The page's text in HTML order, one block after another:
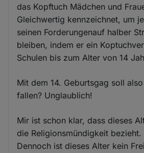
das Kopftuch Mädchen und
Gleichwertig kennzeichnet, um
seinen Forderungenauf halber
bleiben, indem er ein
Schulen bis zum Alter von 14
Mit dem 14. Geburtsgag soll
fallen? Unglaublich!
Mir ist schon klar, dass dieses
die Religionsmündigkeit bezieht.
Dennoch ist dieses Alter kein